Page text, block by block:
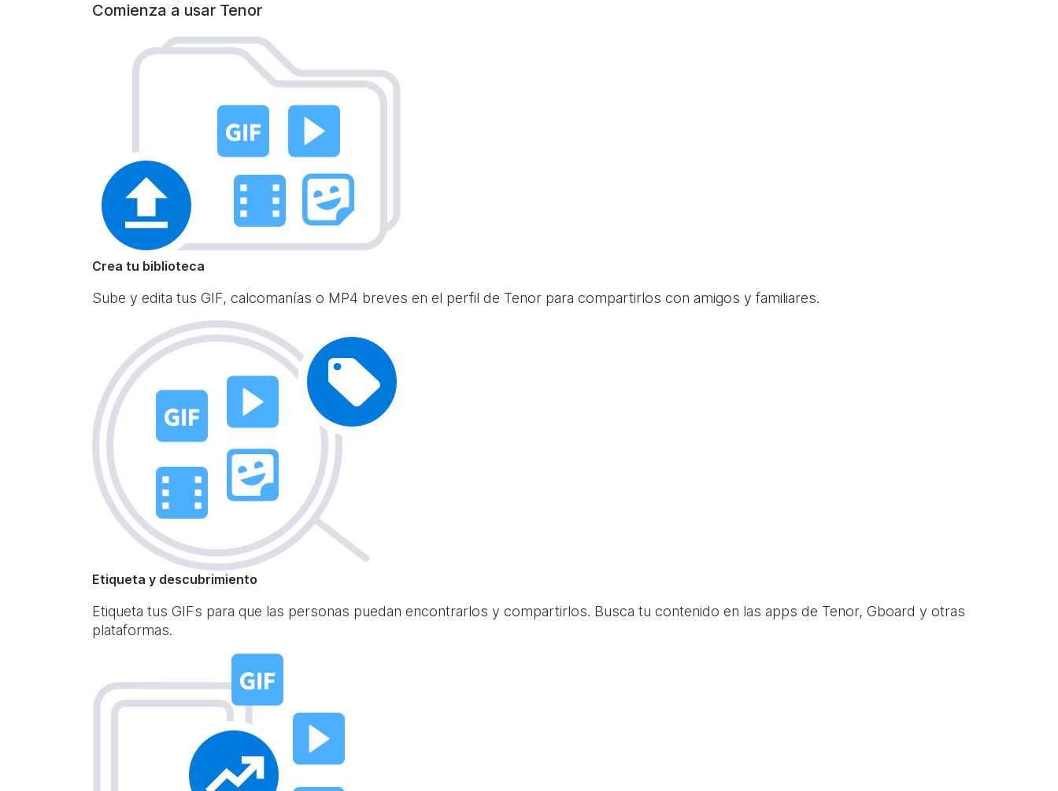
Comienza a usar Tenor
Crea tu biblioteca
Sube y edita tus GIF, calcomanías o MP4 breves en el perfil de Tenor para compartirlos con amigos y familiares.
Etiqueta y descubrimiento
Etiqueta tus GIFs para que las personas puedan encontrarlos y compartirlos. Busca tu contenido en las apps de Tenor, Gboard y otras
plataformas.